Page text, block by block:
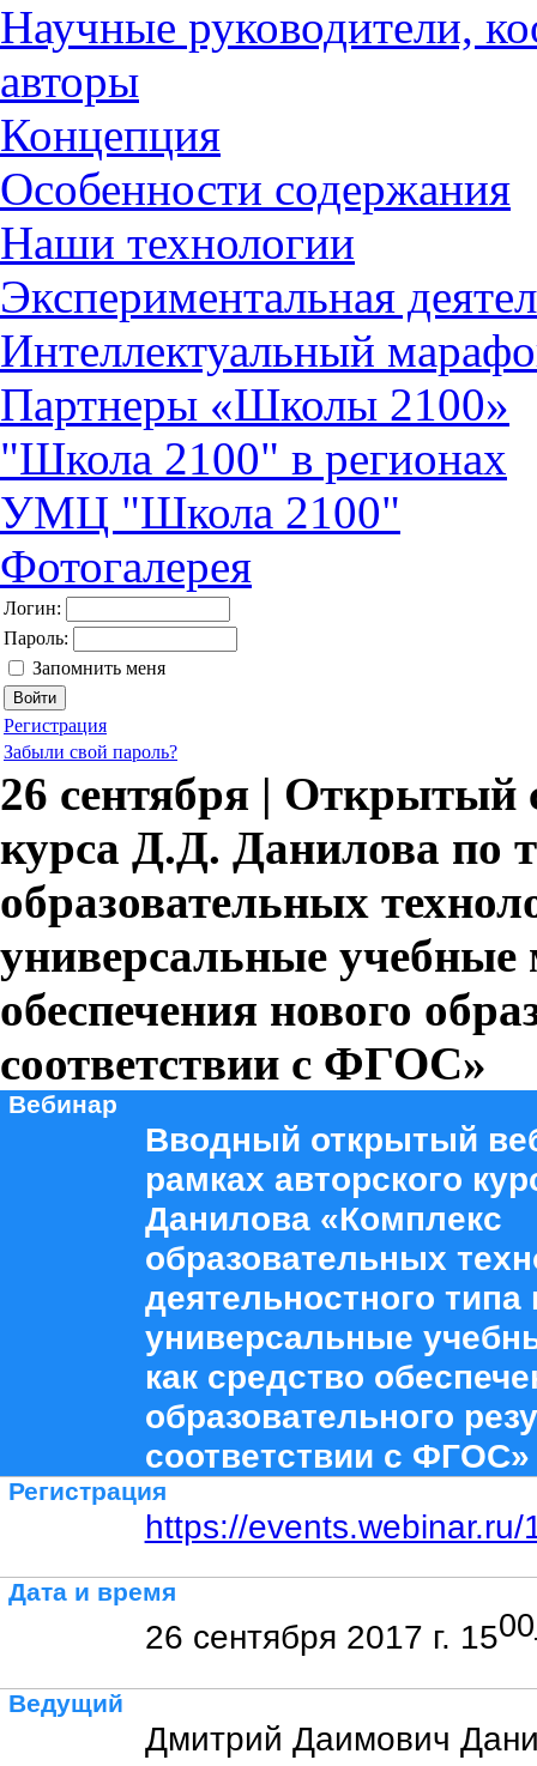
Научные руководители,
авторы
Концепция
Особенности содержания
Наши технологии
Экспериментальная
Интеллектуальный
Партнеры «Школы 2100»
"Школа 2100" в регионах
УМЦ "Школа 2100"
Фотогалерея
Логин:
Пароль:
Запомнить меня
Регистрация
Забыли свой пароль?
26 сентября | Открытый
курса Д.Д. Данилова по
образовательных
универсальные учебные
обеспечения нового
соответствии с ФГОС»
Вебинар
Вводный открытый
рамках авторского
Данилова «Комплекс
образовательных
деятельностного типа
универсальные
как средство
образовательного
соответствии с ФГОС»
Регистрация
https://
Дата и время
26 сентября 2017 г. 1500
Ведущий
Дмитрий Даимович